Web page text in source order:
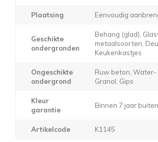
Plaatsing Eenvoudig
Geschikte
ondergronden
Behang (glad),
metaalsoorten,
Keukenkastjes
Ongeschikte
ondergrond
Ruw beton,
Granol, Gips
Kleur
garantie
Binnen 7 jaar
Artikelcode K1145